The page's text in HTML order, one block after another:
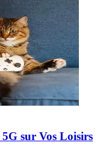
sur Vos Loisirs